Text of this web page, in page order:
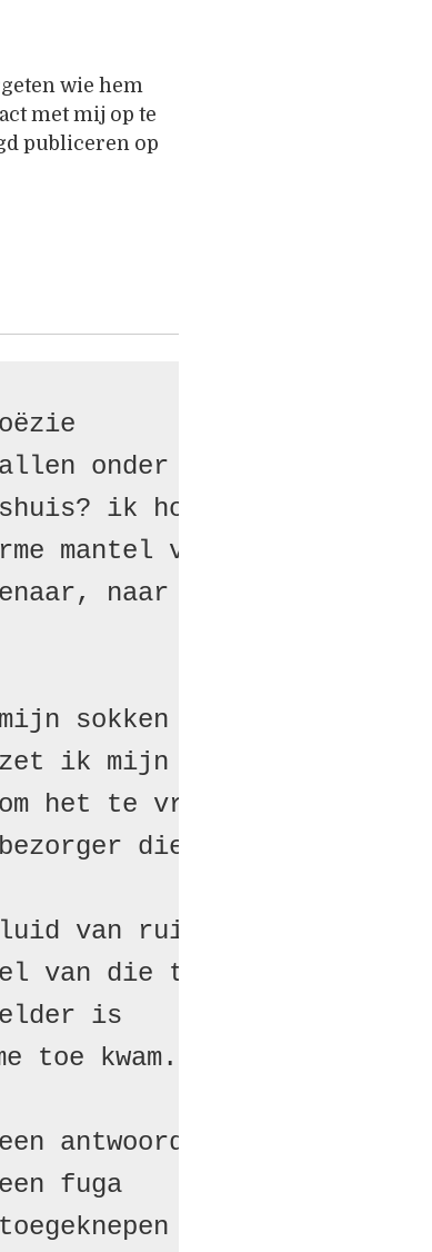
wie hem
met mij op te
publiceren op
onder haar ogen
ik hoorde
mantel van belang
naar een verhaal
sokken niet meer uit
zet ik mijn fiets op slot.
het te vragen
die ongelegen
van ruitenwissers
van die tochten maken
is
toe kwam.
antwoord te zien
fuga
ogen laag